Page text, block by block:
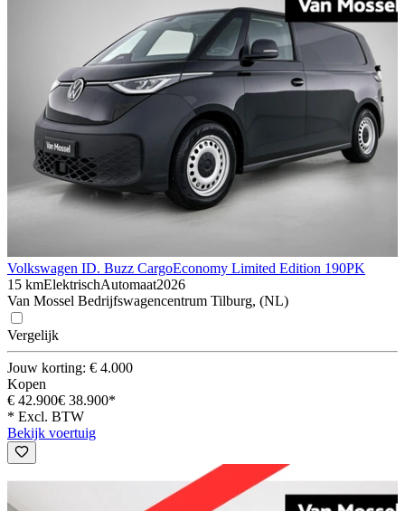
Volkswagen ID. Buzz CargoEconomy Limited Edition 190PK
15 kmElektrischAutomaat2026
Van Mossel Bedrijfswagencentrum Tilburg, (NL)
Vergelijk
Jouw korting: € 4.000
Kopen
€ 42.900€ 38.900*
* Excl. BTW
Bekijk voertuig